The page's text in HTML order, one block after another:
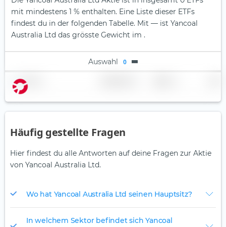
mit mindestens 1 % enthalten. Eine Liste dieser ETFs
findest du in der folgenden Tabelle. Mit — ist Yancoal
Australia Ltd das grösste Gewicht im .
Auswahl 0
Name
Häufig gestellte Fragen
Hier findest du alle Antworten auf deine Fragen zur Aktie
von Yancoal Australia Ltd.
Wo hat Yancoal Australia Ltd seinen Hauptsitz?
In welchem Sektor befindet sich Yancoal